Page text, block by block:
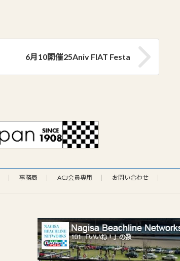
6月10開催25Aniv FIAT Festa
事務局 ACJ会員専用
お問い合わせ